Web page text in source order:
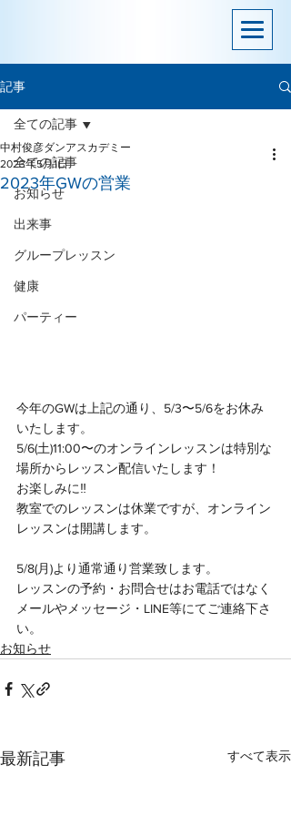
記事
全ての記事
お知らせ
出来事
グループレッスン
健康
パーティー
全ての記事
2023年GWの営業
中村俊彦ダンアスカデミー
2023年5月1日
今年のGWは上記の通り、5/3〜5/6をお休み
いたします。
5/6(土)11:00〜のオンラインレッスンは特別な
場所からレッスン配信いたします！
お楽しみに‼︎
教室でのレッスンは休業ですが、オンライン
レッスンは開講します。
5/8(月)より通常通り営業致します。
レッスンの予約・お問合せはお電話ではなく
メールやメッセージ・LINE等にてご連絡下さ
い。
お知らせ
最新記事 すべて表示